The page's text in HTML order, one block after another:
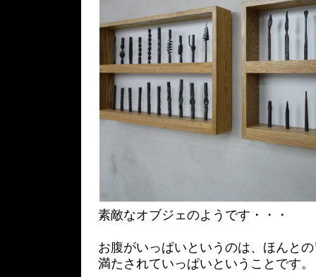
素敵なオブジェのようです・・・
お腹がいっぱいというのは、ほんと
満たされていっぱいということです。